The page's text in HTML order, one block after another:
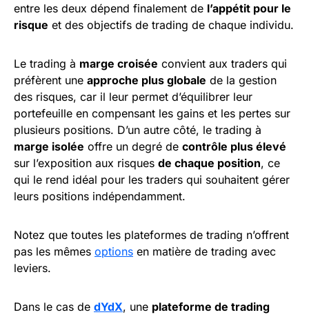
entre les deux dépend finalement de l’appétit pour le
risque et des objectifs de trading de chaque individu.
Le trading à marge croisée convient aux traders qui
préfèrent une approche plus globale de la gestion
des risques, car il leur permet d’équilibrer leur
portefeuille en compensant les gains et les pertes sur
plusieurs positions. D’un autre côté, le trading à
marge isolée offre un degré de contrôle plus élevé
sur l’exposition aux risques de chaque position, ce
qui le rend idéal pour les traders qui souhaitent gérer
leurs positions indépendamment.
Notez que toutes les plateformes de trading n’offrent
pas les mêmes options en matière de trading avec
leviers.
Dans le cas de dYdX, une plateforme de trading